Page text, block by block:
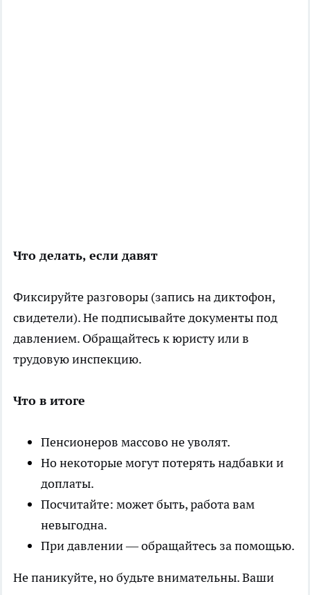
Что делать, если давят
Фиксируйте разговоры (запись на диктофон,
свидетели). Не подписывайте документы под
давлением. Обращайтесь к юристу или в
трудовую инспекцию.
Что в итоге
Пенсионеров массово не уволят.
Но некоторые могут потерять надбавки и
доплаты.
Посчитайте: может быть, работа вам
невыгодна.
При давлении — обращайтесь за помощью.
Не паникуйте, но будьте внимательны. Ваши